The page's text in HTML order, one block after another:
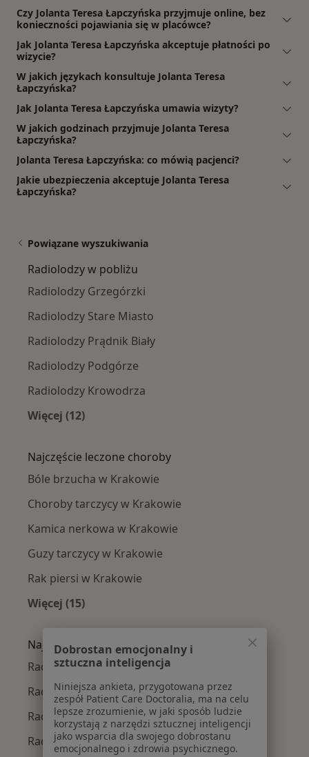
Czy Jolanta Teresa Łapczyńska przyjmuje online, bez
konieczności pojawiania się w placówce?
Jak Jolanta Teresa Łapczyńska akceptuje płatności po
wizycie?
W jakich językach konsultuje Jolanta Teresa
Łapczyńska?
Jak Jolanta Teresa Łapczyńska umawia wizyty?
W jakich godzinach przyjmuje Jolanta Teresa
Łapczyńska?
Jolanta Teresa Łapczyńska: co mówią pacjenci?
Jakie ubezpieczenia akceptuje Jolanta Teresa
Łapczyńska?
Powiązane wyszukiwania
Radiolodzy w pobliżu
Radiolodzy Grzegórzki
Radiolodzy Stare Miasto
Radiolodzy Prądnik Biały
Radiolodzy Podgórze
Radiolodzy Krowodrza
Więcej (12)
Najczęście leczone choroby
Bóle brzucha w Krakowie
Choroby tarczycy w Krakowie
Kamica nerkowa w Krakowie
Guzy tarczycy w Krakowie
Rak piersi w Krakowie
Więcej (15)
Najpopularniejsze ubezpieczenia
Radiolodzy z Allianz w Krakowie
Radiolodzy z Signal Iduna w Krakowie
Radiolodzy z JP MEDICA w Krakowie
Radiolodzy z TU Zdrowie w Krakowie
Dobrostan emocjonalny i
sztuczna inteligencja
Niniejsza ankieta, przygotowana przez
zespół Patient Care Doctoralia, ma na celu
lepsze zrozumienie, w jaki sposób ludzie
korzystają z narzędzi sztucznej inteligencji
jako wsparcia dla swojego dobrostanu
emocjonalnego i zdrowia psychicznego.